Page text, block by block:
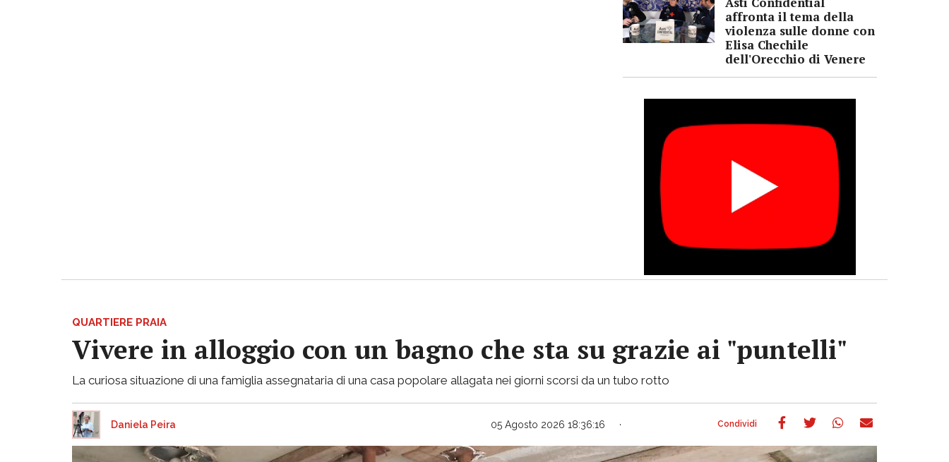
affronta il tema della
violenza sulle donne con
Elisa Chechile
dell'Orecchio di Venere
QUARTIERE PRAIA
Vivere in alloggio con un bagno che sta su grazie ai "puntelli"
La curiosa situazione di una famiglia assegnataria di una casa popolare allagata nei giorni scorsi da un tubo rotto
Daniela Peira 05 Agosto 2026 18:36:16